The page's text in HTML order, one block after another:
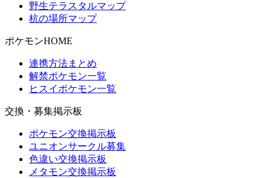
野生テラスタルマップ
杭の場所マップ
ポケモンHOME
連携方法まとめ
解禁ポケモン一覧
ヒスイポケモン一覧
交換・募集掲示板
ポケモン交換掲示板
ユニオンサークル募集
色違い交換掲示板
メタモン交換掲示板